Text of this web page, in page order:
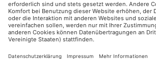
Zahlungsarten
Rechnung
SEPA